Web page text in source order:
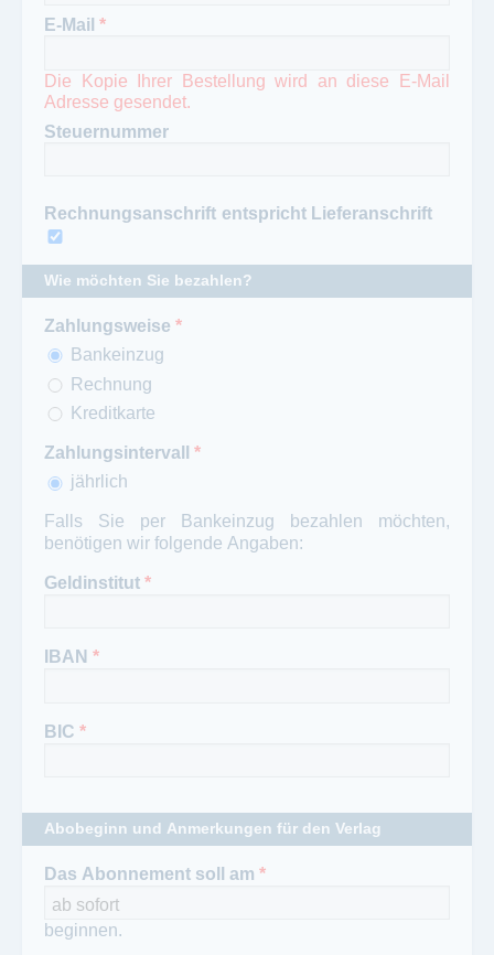
E-Mail *
Die Kopie Ihrer Bestellung wird an diese E-Mail
Adresse gesendet.
Steuernummer
Rechnungsanschrift entspricht Lieferanschrift
Wie möchten Sie bezahlen?
Zahlungsweise *
Bankeinzug
Rechnung
Kreditkarte
Zahlungsintervall *
jährlich
Falls Sie per Bankeinzug bezahlen möchten,
benötigen wir folgende Angaben:
Geldinstitut *
IBAN *
BIC *
Abobeginn und Anmerkungen für den Verlag
Das Abonnement soll am *
beginnen.